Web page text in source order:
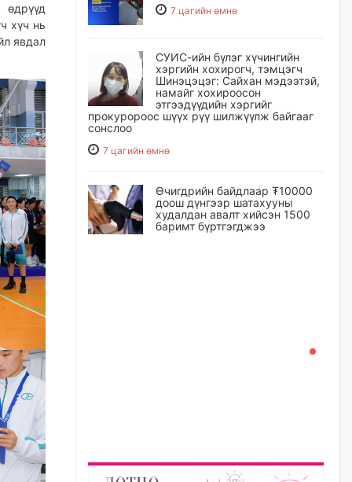
хүч нь
явдал
7 цагийн өмнө
СУИС-ийн бүлэг хүчингийн
хэргийн хохирогч, тэмцэгч
Шинэцэцэг: Сайхан мэдээтэй,
намайг хохироосон
этгээдүүдийн хэргийг
прокуророос шүүх рүү шилжүүлж байгааг
сонслоо
7 цагийн өмнө
Өчигдрийн байдлаар ₮10000
доош дүнгээр шатахууны
худалдан авалт хийсэн 1500
баримт бүртгэгджээ